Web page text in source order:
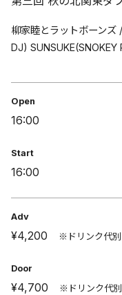
柳家睦とラットボーン
DJ) SUNSUKE(SNOKEY
Open
16:00
Start
16:00
Adv
¥4,200 ※ドリンク代
Door
¥4,700 ※ドリンク代